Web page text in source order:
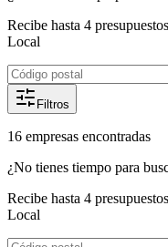
Recibe hasta 4
Local
Filtros
16 empresas encontradas
¿No tienes tiempo para
Recibe hasta 4
Local